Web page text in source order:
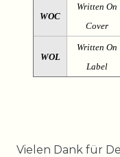
WOC
Written On
Cover
WOL
Written On
Label
Vielen Dank für